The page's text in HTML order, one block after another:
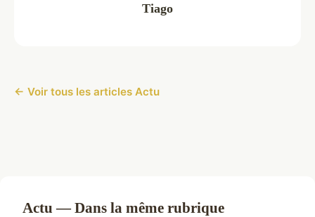
Tiago
← Voir tous les articles Actu
Actu — Dans la même rubrique